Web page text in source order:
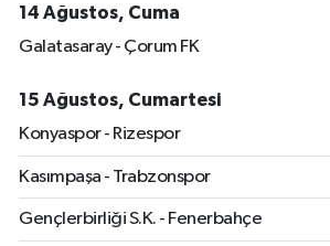
14 Ağustos, Cuma
Galatasaray - Çorum FK
15 Ağustos, Cumartesi
Konyaspor - Rizespor
Kasımpaşa - Trabzonspor
Gençlerbirliği S.K. - Fenerbahçe